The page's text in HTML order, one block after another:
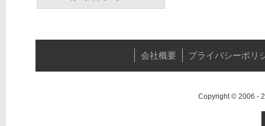
会社概要 プライバシーポリ
Copyright © 2006 -